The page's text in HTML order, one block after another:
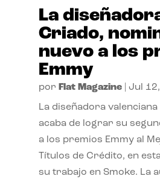
La
Criado,
nuevo a los
Emmy
por Flat Magazine| Jul
La diseñadora
acaba de lograr su
a los premios Emmy al
Títulos de Crédito, en
su trabajo en Smoke. La